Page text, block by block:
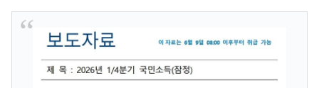
落！
『Money1』
韓国K9専用砲弾･装薬自動供給装甲車両･珍
兵器「K10」が改良に乗り出す。
『Money1』
韓国「2026年07月の輸出入」絶好調。半導